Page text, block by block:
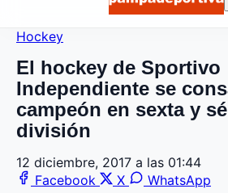
Hockey
El hockey de Sportivo
Independiente se
campeón en sexta y
división
12 diciembre, 2017 a las 01:44
Facebook
X WhatsApp